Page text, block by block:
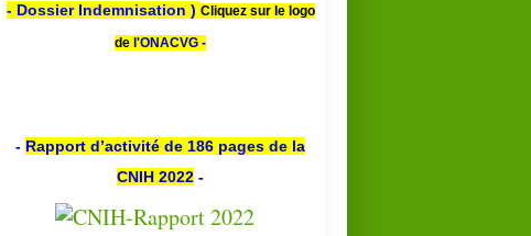
- Dossier Indemnisation ) Cliquez sur le logo
de l'ONACVG -
- Rapport d’activité de 186 pages de la
CNIH 2022 -